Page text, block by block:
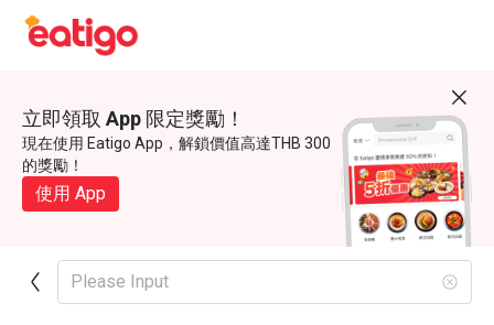
立即領取 App 限定獎勵！
現在使用 Eatigo App，解鎖價值高達THB 300
的獎勵！
使用 App
Please Input